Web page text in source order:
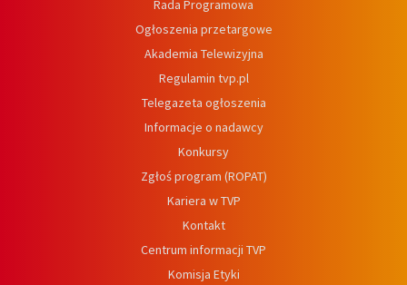
Rada Programowa
Ogłoszenia przetargowe
Akademia Telewizyjna
Regulamin tvp.pl
Telegazeta ogłoszenia
Informacje o nadawcy
Konkursy
Zgłoś program (ROPAT)
Kariera w TVP
Kontakt
Centrum informacji TVP
Komisja Etyki